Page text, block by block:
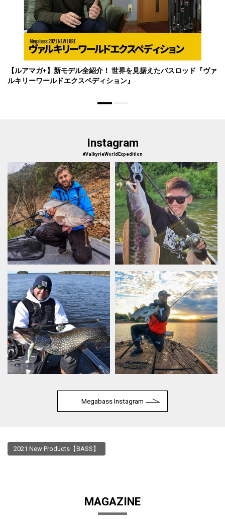
【ルアマガ+】新モデル全紹介！ 世界を見据えたバスロッド『ヴァ
ルキリーワールドエクスペディション』
Instagram
#ValkyrieWorldExpedition
Megabass Instagram
2021 New Products【BASS】
MAGAZINE